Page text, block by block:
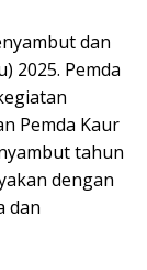
dan
2025. Pemda
Pemda Kaur
tahun
dengan
dan